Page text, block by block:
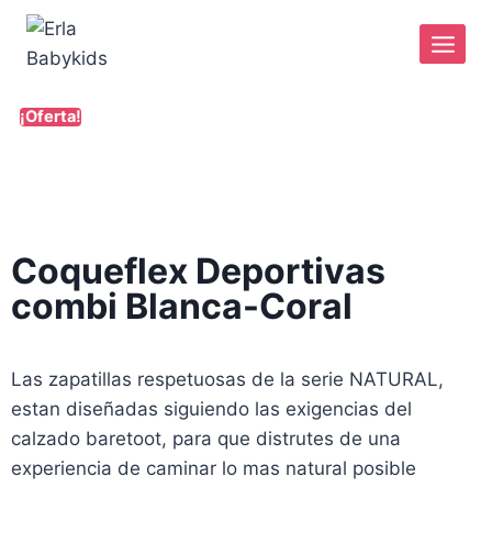
¡Oferta!
Coqueflex Deportivas
combi Blanca-Coral
Las zapatillas respetuosas de la serie NATURAL,
estan diseñadas siguiendo las exigencias del
calzado baretoot, para que distrutes de una
experiencia de caminar lo mas natural posible